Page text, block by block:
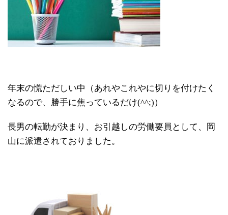
年末の慌ただしい中（あれやこれやに切りを付けたく
なるので、勝手に焦っているだけ(^^;)）
長男の転勤が決まり、お引越しの労働要員として、岡
山に派遣されておりました。